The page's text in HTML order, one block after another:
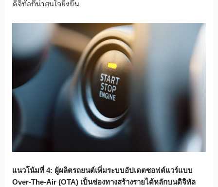
ดิจิทัลที่น่าสนใจยิ่งขึ้น
แนวโน้มที่ 4: ผู้ผลิตรถยนต์เพิ่มระบบอัปเดตซอฟต์แวร์แบบ
Over-The-Air (OTA) เป็นช่องทางสร้างรายได้หลักบนดิจิทัล